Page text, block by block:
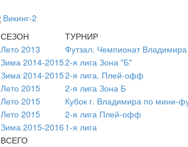
Викинг-2
СЕЗОН
ТУРНИР
Лето 2013
Футзал. Чемпионат Владимира
Зима 2014-20152-я лига Зона "Б"
Зима 2014-20152-я лига. Плей-офф
Лето 2015
2-я лига Зона Б
Лето 2015
Кубок г. Владимира по мини-
Лето 2015
2-я лига Плей-офф
Зима 2015-2016 1-я лига
ВСЕГО